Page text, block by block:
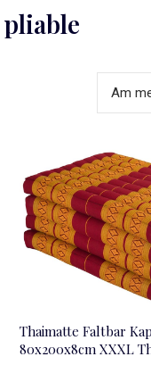
Thaimatte Faltbar
80x200x8cm XXXL